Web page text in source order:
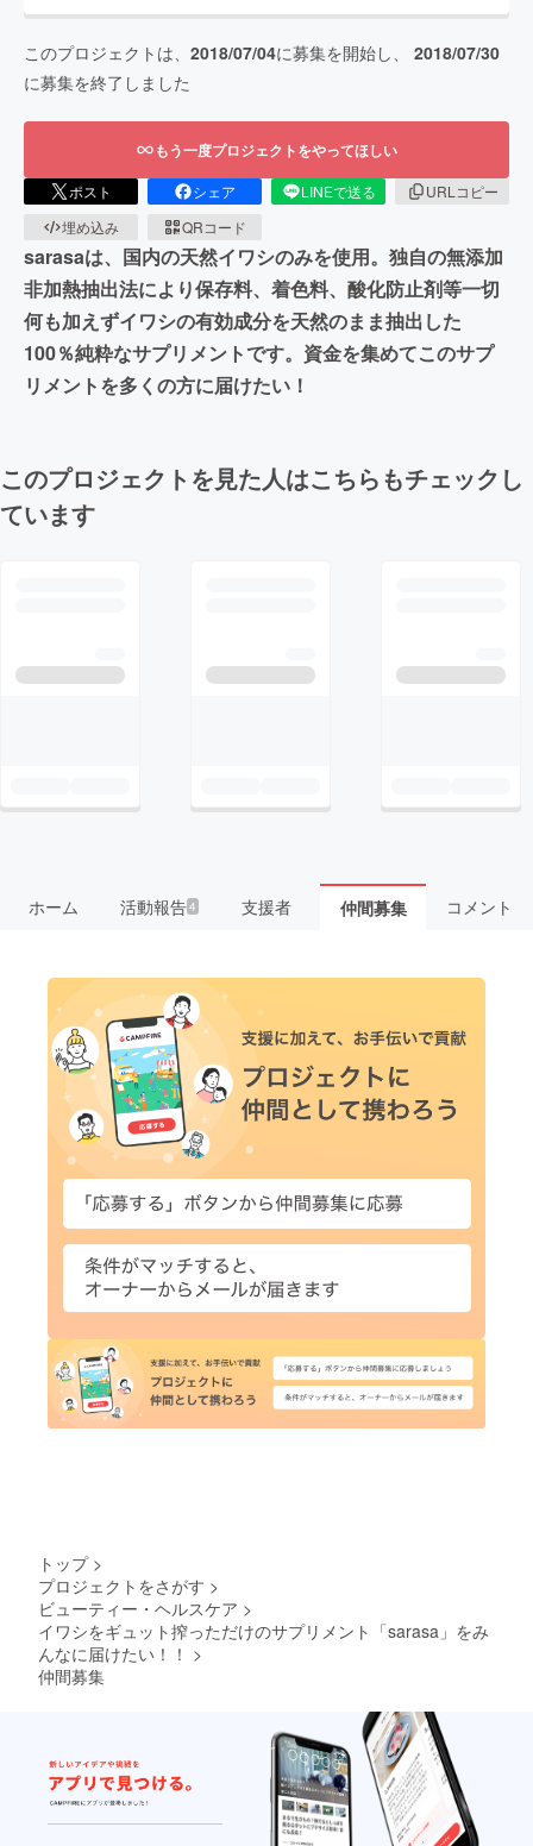
このプロジェクトは、 2018/07/04に募集を開始し、 2018/07/30
に募集を終了しました
もう一度プロジェクトをやってほしい
ポスト シェア LINEで送る
URLコピー
埋め込み
QRコード
sarasaは、国内の天然イワシのみを使用。独自の無添加
非加熱抽出法により保存料、着色料、酸化防止剤等一切
何も加えずイワシの有効成分を天然のまま抽出した
100％純粋なサプリメントです。資金を集めてこのサプ
リメントを多くの方に届けたい！
このプロジェクトを見た人はこちらもチェックし
ています
ホーム 活動報告4 支援者 仲間募集 コメント
トップ >
プロジェクトをさがす >
ビューティー・ヘルスケア >
イワシをギュット搾っただけのサプリメント「sarasa」をみ
んなに届けたい！！ >
仲間募集